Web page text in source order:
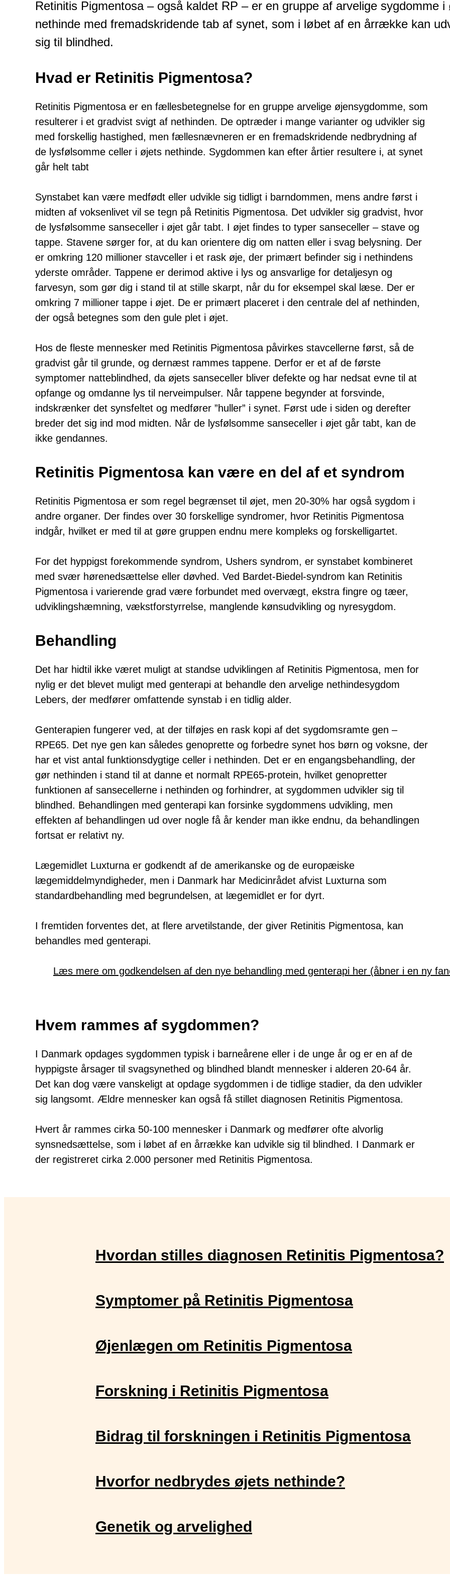
Retinitis Pigmentosa – også kaldet RP – er en gruppe af arvelige sygdomme i
nethinde med fremadskridende tab af synet, som i løbet af en årrække kan
sig til blindhed.
Hvad er Retinitis Pigmentosa?
Retinitis Pigmentosa er en fællesbetegnelse for en gruppe arvelige øjensygdomme, som
resulterer i et gradvist svigt af nethinden. De optræder i mange varianter og udvikler sig
med forskellig hastighed, men fællesnævneren er en fremadskridende nedbrydning af
de lysfølsomme celler i øjets nethinde. Sygdommen kan efter årtier resultere i, at synet
går helt tabt
Synstabet kan være medfødt eller udvikle sig tidligt i barndommen, mens andre først i
midten af voksenlivet vil se tegn på Retinitis Pigmentosa. Det udvikler sig gradvist, hvor
de lysfølsomme sanseceller i øjet går tabt. I øjet findes to typer sanseceller – stave og
tappe. Stavene sørger for, at du kan orientere dig om natten eller i svag belysning. Der
er omkring 120 millioner stavceller i et rask øje, der primært befinder sig i nethindens
yderste områder. Tappene er derimod aktive i lys og ansvarlige for detaljesyn og
farvesyn, som gør dig i stand til at stille skarpt, når du for eksempel skal læse. Der er
omkring 7 millioner tappe i øjet. De er primært placeret i den centrale del af nethinden,
der også betegnes som den gule plet i øjet.
Hos de fleste mennesker med Retinitis Pigmentosa påvirkes stavcellerne først, så de
gradvist går til grunde, og dernæst rammes tappene. Derfor er et af de første
symptomer natteblindhed, da øjets sanseceller bliver defekte og har nedsat evne til at
opfange og omdanne lys til nerveimpulser. Når tappene begynder at forsvinde,
indskrænker det synsfeltet og medfører ”huller” i synet. Først ude i siden og derefter
breder det sig ind mod midten. Når de lysfølsomme sanseceller i øjet går tabt, kan de
ikke gendannes.
Retinitis Pigmentosa kan være en del af et syndrom
Retinitis Pigmentosa er som regel begrænset til øjet, men 20-30% har også sygdom i
andre organer. Der findes over 30 forskellige syndromer, hvor Retinitis Pigmentosa
indgår, hvilket er med til at gøre gruppen endnu mere kompleks og forskelligartet.
For det hyppigst forekommende syndrom, Ushers syndrom, er synstabet kombineret
med svær hørenedsættelse eller døvhed. Ved Bardet-Biedel-syndrom kan Retinitis
Pigmentosa i varierende grad være forbundet med overvægt, ekstra fingre og tæer,
udviklingshæmning, vækstforstyrrelse, manglende kønsudvikling og nyresygdom.
Behandling
Det har hidtil ikke været muligt at standse udviklingen af Retinitis Pigmentosa, men for
nylig er det blevet muligt med genterapi at behandle den arvelige nethindesygdom
Lebers, der medfører omfattende synstab i en tidlig alder.
Genterapien fungerer ved, at der tilføjes en rask kopi af det sygdomsramte gen –
RPE65. Det nye gen kan således genoprette og forbedre synet hos børn og voksne, der
har et vist antal funktionsdygtige celler i nethinden. Det er en engangsbehandling, der
gør nethinden i stand til at danne et normalt RPE65-protein, hvilket genopretter
funktionen af sansecellerne i nethinden og forhindrer, at sygdommen udvikler sig til
blindhed. Behandlingen med genterapi kan forsinke sygdommens udvikling, men
effekten af behandlingen ud over nogle få år kender man ikke endnu, da behandlingen
fortsat er relativt ny.
Lægemidlet Luxturna er godkendt af de amerikanske og de europæiske
lægemiddelmyndigheder, men i Danmark har Medicinrådet afvist Luxturna som
standardbehandling med begrundelsen, at lægemidlet er for dyrt.
I fremtiden forventes det, at flere arvetilstande, der giver Retinitis Pigmentosa, kan
behandles med genterapi.
Læs mere om godkendelsen af den nye behandling med genterapi her (åbner i en ny
Hvem rammes af sygdommen?
I Danmark opdages sygdommen typisk i barneårene eller i de unge år og er en af de
hyppigste årsager til svagsynethed og blindhed blandt mennesker i alderen 20-64 år.
Det kan dog være vanskeligt at opdage sygdommen i de tidlige stadier, da den udvikler
sig langsomt. Ældre mennesker kan også få stillet diagnosen Retinitis Pigmentosa.
Hvert år rammes cirka 50-100 mennesker i Danmark og medfører ofte alvorlig
synsnedsættelse, som i løbet af en årrække kan udvikle sig til blindhed. I Danmark er
der registreret cirka 2.000 personer med Retinitis Pigmentosa.
Hvordan stilles diagnosen Retinitis Pigmentosa?
Symptomer på Retinitis Pigmentosa
Øjenlægen om Retinitis Pigmentosa
Forskning i Retinitis Pigmentosa
Bidrag til forskningen i Retinitis Pigmentosa
Hvorfor nedbrydes øjets nethinde?
Genetik og arvelighed